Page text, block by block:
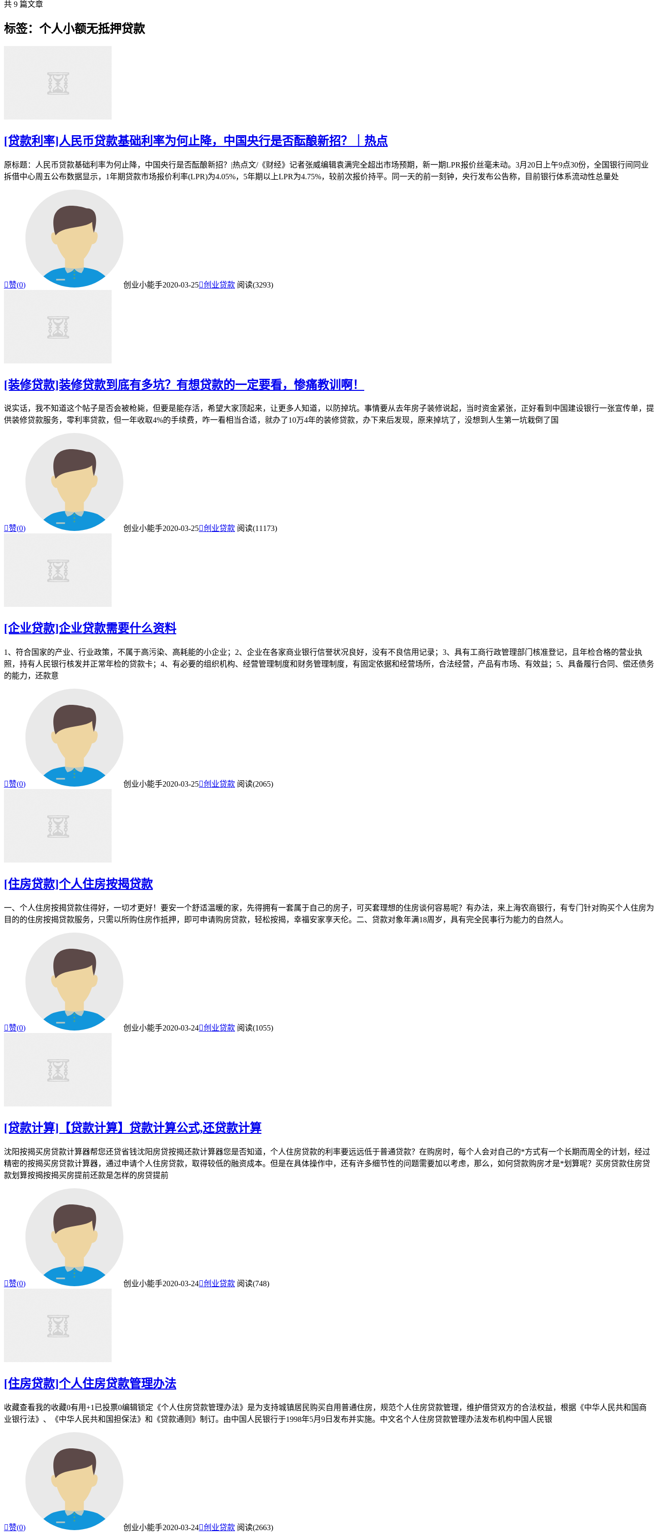
共 9 篇文章
标签：个人小额无抵押贷款
[贷款利率]人民币贷款基础利率为何止降，中国央行是否酝酿新招？｜热点
原标题：人民币贷款基础利率为何止降，中国央行是否酝酿新招？|热点文/《财经》记者张威编辑袁满完全超出市场预期，新一期LPR报价丝毫未动。3月20日上午9点30份，全国银行间同业
拆借中心周五公布数据显示，1年期贷款市场报价利率(LPR)为4.05%，5年期以上LPR为4.75%，较前次报价持平。同一天的前一刻钟，央行发布公告称，目前银行体系流动性总量处
赞(0) 创业小能手2020-03-25创业贷款 阅读(3293)
[装修贷款]装修贷款到底有多坑？有想贷款的一定要看，惨痛教训啊！
说实话，我不知道这个帖子是否会被枪毙，但要是能存活，希望大家顶起来，让更多人知道，以防掉坑。事情要从去年房子装修说起，当时资金紧张，正好看到中国建设银行一张宣传单，提
供装修贷款服务，零利率贷款，但一年收取4%的手续费，咋一看相当合适，就办了10万4年的装修贷款，办下来后发现，原来掉坑了，没想到人生第一坑栽倒了国
赞(0) 创业小能手2020-03-25创业贷款 阅读(11173)
[企业贷款]企业贷款需要什么资料
1、符合国家的产业、行业政策，不属于高污染、高耗能的小企业；2、企业在各家商业银行信誉状况良好，没有不良信用记录；3、具有工商行政管理部门核准登记，且年检合格的营业执
照，持有人民银行核发并正常年检的贷款卡；4、有必要的组织机构、经营管理制度和财务管理制度，有固定依据和经营场所，合法经营，产品有市场、有效益；5、具备履行合同、偿还债务
的能力，还款意
赞(0) 创业小能手2020-03-25创业贷款 阅读(2065)
[住房贷款]个人住房按揭贷款
一、个人住房按揭贷款住得好，一切才更好！要安一个舒适温暖的家，先得拥有一套属于自己的房子，可买套理想的住房谈何容易呢？有办法，来上海农商银行，有专门针对购买个人住房为
目的的住房按揭贷款服务，只需以所购住房作抵押，即可申请购房贷款，轻松按揭，幸福安家享天伦。二、贷款对象年满18周岁，具有完全民事行为能力的自然人。
赞(0) 创业小能手2020-03-24创业贷款 阅读(1055)
[贷款计算]【贷款计算】贷款计算公式,还贷款计算
沈阳按揭买房贷款计算器帮您还贷省钱沈阳房贷按揭还款计算器您是否知道，个人住房贷款的利率要远远低于普通贷款？在购房时，每个人会对自己的*方式有一个长期而周全的计划，经过
精密的按揭买房贷款计算器，通过申请个人住房贷款，取得较低的融资成本。但是在具体操作中，还有许多细节性的问题需要加以考虑，那么，如何贷款购房才是*划算呢？买房贷款住房贷
款划算按揭按揭买房提前还款是怎样的房贷提前
赞(0) 创业小能手2020-03-24创业贷款 阅读(748)
[住房贷款]个人住房贷款管理办法
收藏查看我的收藏0有用+1已投票0编辑锁定《个人住房贷款管理办法》是为支持城镇居民购买自用普通住房，规范个人住房贷款管理，维护借贷双方的合法权益，根据《中华人民共和国商
业银行法》、《中华人民共和国担保法》和《贷款通则》制订。由中国人民银行于1998年5月9日发布并实施。中文名个人住房贷款管理办法发布机构中国人民银
赞(0) 创业小能手2020-03-24创业贷款 阅读(2663)